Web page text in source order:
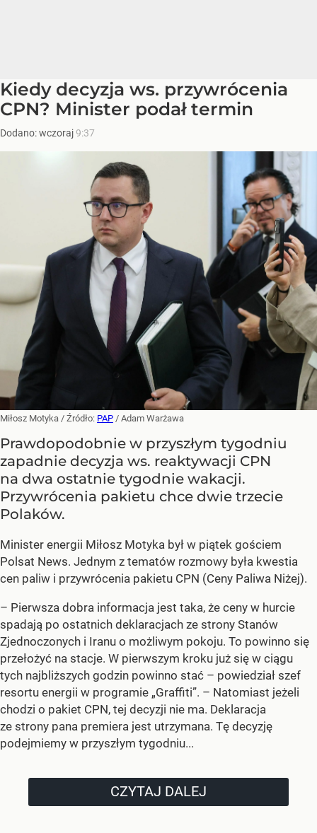
Kiedy decyzja ws. przywrócenia
CPN? Minister podał termin
Dodano:wczoraj9:37
Miłosz Motyka / Źródło: PAP / Adam Warżawa
Prawdopodobnie w przyszłym tygodniu
zapadnie decyzja ws. reaktywacji CPN
na dwa ostatnie tygodnie wakacji.
Przywrócenia pakietu chce dwie trzecie
Polaków.
Minister energii Miłosz Motyka był w piątek gościem
Polsat News. Jednym z tematów rozmowy była kwestia
cen paliw i przywrócenia pakietu CPN (Ceny Paliwa Niżej).
– Pierwsza dobra informacja jest taka, że ceny w hurcie
spadają po ostatnich deklaracjach ze strony Stanów
Zjednoczonych i Iranu o możliwym pokoju. To powinno się
przełożyć na stacje. W pierwszym kroku już się w ciągu
tych najbliższych godzin powinno stać – powiedział szef
resortu energii w programie „Graffiti”. – Natomiast jeżeli
chodzi o pakiet CPN, tej decyzji nie ma. Deklaracja
ze strony pana premiera jest utrzymana. Tę decyzję
podejmiemy w przyszłym tygodniu...
CZYTAJ DALEJ